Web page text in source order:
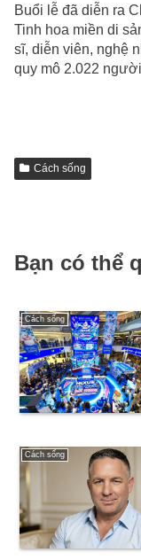
Buổi lễ đã diễn ra
Tinh hoa miền di
sĩ, diễn viên, nghệ
quy mô 2.022
Cách sống
Bạn có thể
Cách sống
Cách sống